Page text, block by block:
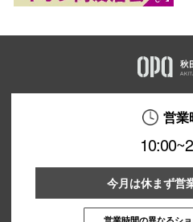
営業
今月は休まず営